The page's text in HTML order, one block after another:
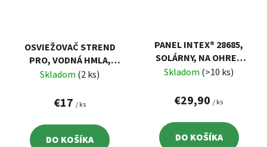
OSVIEŽOVAČ STREND
PRO, VODNÁ HMLA,
OCHLADZOVAČ,
NASTAVITEĽNÝ
Skladom (2 ks)
€17 / ks
DO KOŠÍKA
PANEL INTEX® 28685,
SOLÁRNY, NA OHREV
VODY, 1,20X1,20 M
Skladom (>10 ks)
€29,90 / ks
DO KOŠÍKA